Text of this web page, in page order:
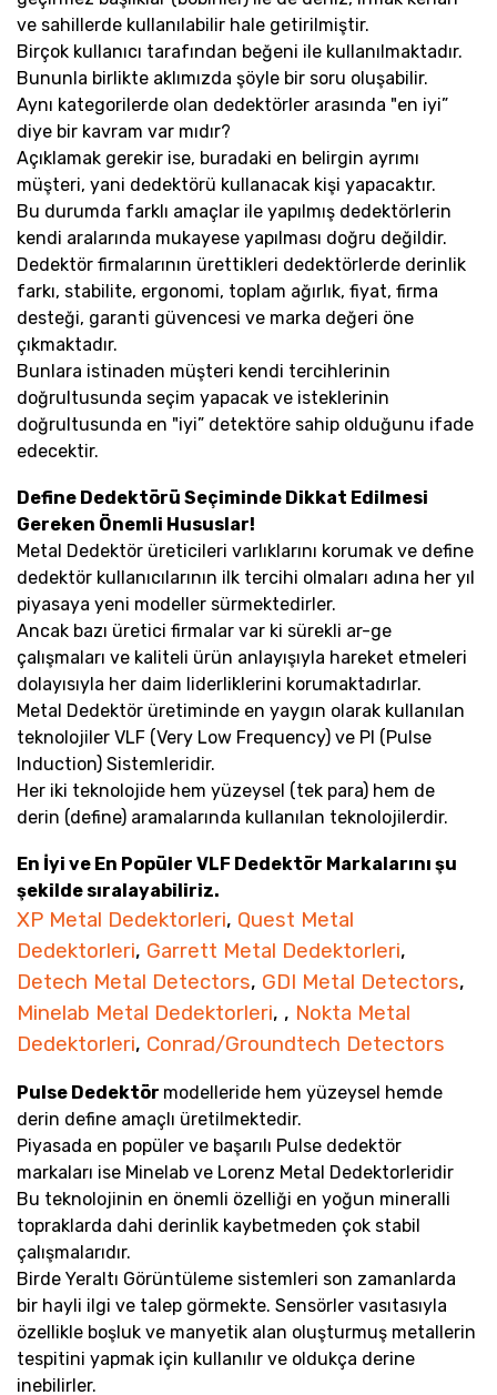
ve sahillerde kullanılabilir hale getirilmiştir.
Birçok kullanıcı tarafından beğeni ile kullanılmaktadır.
Bununla birlikte aklımızda şöyle bir soru oluşabilir.
Aynı kategorilerde olan dedektörler arasında "en iyi”
diye bir kavram var mıdır?
Açıklamak gerekir ise, buradaki en belirgin ayrımı
müşteri, yani dedektörü kullanacak kişi yapacaktır.
Bu durumda farklı amaçlar ile yapılmış dedektörlerin
kendi aralarında mukayese yapılması doğru değildir.
Dedektör firmalarının ürettikleri dedektörlerde derinlik
farkı, stabilite, ergonomi, toplam ağırlık, fiyat, firma
desteği, garanti güvencesi ve marka değeri öne
çıkmaktadır.
Bunlara istinaden müşteri kendi tercihlerinin
doğrultusunda seçim yapacak ve isteklerinin
doğrultusunda en "iyi” detektöre sahip olduğunu ifade
edecektir.
Define Dedektörü Seçiminde Dikkat Edilmesi
Gereken Önemli Hususlar!
Metal Dedektör üreticileri varlıklarını korumak ve define
dedektör kullanıcılarının ilk tercihi olmaları adına her yıl
piyasaya yeni modeller sürmektedirler.
Ancak bazı üretici firmalar var ki sürekli ar-ge
çalışmaları ve kaliteli ürün anlayışıyla hareket etmeleri
dolayısıyla her daim liderliklerini korumaktadırlar.
Metal Dedektör üretiminde en yaygın olarak kullanılan
teknolojiler VLF (Very Low Frequency) ve PI (Pulse
Induction) Sistemleridir.
Her iki teknolojide hem yüzeysel (tek para) hem de
derin (define) aramalarında kullanılan teknolojilerdir.
En İyi ve En Popüler VLF Dedektör Markalarını şu
şekilde sıralayabiliriz.
XP Metal Dedektorleri, Quest Metal
Dedektorleri, Garrett Metal Dedektorleri,
Detech Metal Detectors, GDI Metal Detectors,
Minelab Metal Dedektorleri, , Nokta Metal
Dedektorleri, Conrad/Groundtech Detectors
Pulse Dedektör modelleride hem yüzeysel hemde
derin define amaçlı üretilmektedir.
Piyasada en popüler ve başarılı Pulse dedektör
markaları ise Minelab ve Lorenz Metal Dedektorleridir
Bu teknolojinin en önemli özelliği en yoğun mineralli
topraklarda dahi derinlik kaybetmeden çok stabil
çalışmalarıdır.
Birde Yeraltı Görüntüleme sistemleri son zamanlarda
bir hayli ilgi ve talep görmekte. Sensörler vasıtasıyla
özellikle boşluk ve manyetik alan oluşturmuş metallerin
tespitini yapmak için kullanılır ve oldukça derine
inebilirler.